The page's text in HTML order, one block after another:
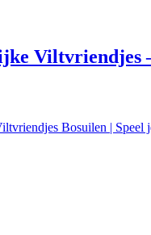
Viltvriendjes